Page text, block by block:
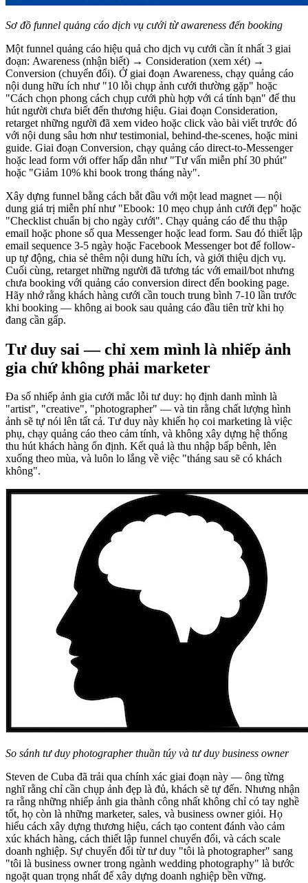
Sơ đồ funnel quảng cáo dịch vụ cưới từ awareness đến booking
Một funnel quảng cáo hiệu quả cho dịch vụ cưới cần ít nhất 3 giai
đoạn: Awareness (nhận biết) → Consideration (xem xét) →
Conversion (chuyển đổi). Ở giai đoạn Awareness, chạy quảng cáo
nội dung hữu ích như "10 lỗi chụp ảnh cưới thường gặp" hoặc
"Cách chọn phong cách chụp cưới phù hợp với cá tính bạn" để thu
hút người chưa biết đến thương hiệu. Giai đoạn Consideration,
retarget những người đã xem video hoặc click vào bài viết trước đó
với nội dung sâu hơn như testimonial, behind-the-scenes, hoặc mini
guide. Giai đoạn Conversion, chạy quảng cáo direct-to-Messenger
hoặc lead form với offer hấp dẫn như "Tư vấn miễn phí 30 phút"
hoặc "Giảm 10% khi book trong tháng này".
Xây dựng funnel bằng cách bắt đầu với một lead magnet — nội
dung giá trị miễn phí như "Ebook: 10 mẹo chụp ảnh cưới đẹp" hoặc
"Checklist chuẩn bị cho ngày cưới". Chạy quảng cáo để thu thập
email hoặc phone số qua Messenger hoặc lead form. Sau đó thiết lập
email sequence 3-5 ngày hoặc Facebook Messenger bot để follow-
up tự động, chia sẻ thêm nội dung hữu ích, và giới thiệu dịch vụ.
Cuối cùng, retarget những người đã tương tác với email/bot nhưng
chưa booking với quảng cáo conversion direct đến booking page.
Hãy nhớ rằng khách hàng cưới cần touch trung bình 7-10 lần trước
khi booking — không ai book sau quảng cáo đầu tiên trừ khi họ
đang cần gấp.
Tư duy sai — chỉ xem mình là nhiếp ảnh
gia chứ không phải marketer
Đa số nhiếp ảnh gia cưới mắc lỗi tư duy: họ định danh mình là
"artist", "creative", "photographer" — và tin rằng chất lượng hình
ảnh sẽ tự nói lên tất cả. Tư duy này khiến họ coi marketing là việc
phụ, chạy quảng cáo theo cảm tính, và không xây dựng hệ thống
thu hút khách hàng ổn định. Kết quả là thu nhập bấp bênh, lên
xuống theo mùa, và luôn lo lắng về việc "tháng sau sẽ có khách
không".
So sánh tư duy photographer thuần túy và tư duy business owner
Steven de Cuba đã trải qua chính xác giai đoạn này — ông từng
nghĩ rằng chỉ cần chụp ảnh đẹp là đủ, khách sẽ tự đến. Nhưng nhận
ra rằng những nhiếp ảnh gia thành công nhất không chỉ có tay nghề
tốt, họ còn là những marketer, sales, và business owner giỏi. Họ
hiểu cách xây dựng thương hiệu, cách tạo content đánh vào cảm
xúc khách hàng, cách thiết lập funnel chuyển đổi, và cách scale
doanh nghiệp. Sự chuyển đổi từ tư duy "tôi là photographer" sang
"tôi là business owner trong ngành wedding photography" là bước
ngoặt quan trọng nhất để xây dựng doanh nghiệp bền vững.